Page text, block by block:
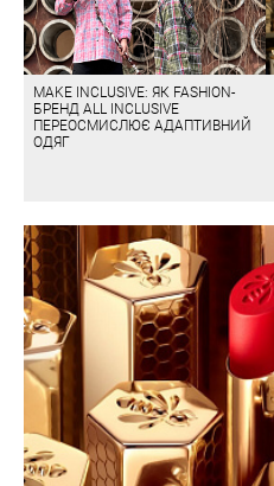
MAKE INCLUSIVE: ЯК FASHION-
БРЕНД ALL INCLUSIVE
ПЕРЕОСМИСЛЮЄ АДАПТИВНИЙ
ОДЯГ